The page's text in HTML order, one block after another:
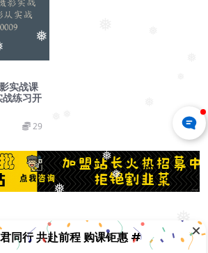
❅
❅
❅
❅
❅
❅
实战课
练习开
29
© 2023找课程网- All rights reserved
质课程资源互换请联系微信在线客服：zkcw598 (备
同行 共赴前程 购课钜惠 #